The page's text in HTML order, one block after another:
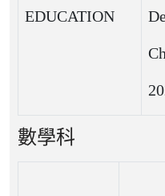
EDUCATION
數學科